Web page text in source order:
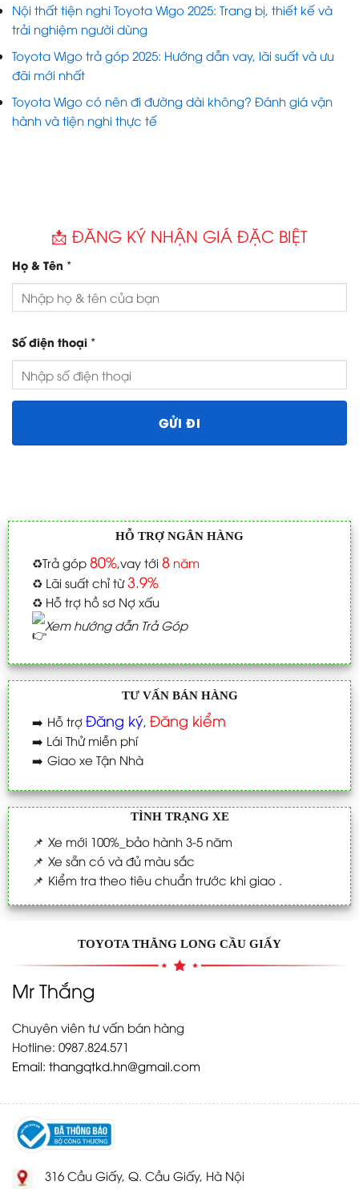
Nội thất tiện nghi Toyota Wigo 2025: Trang bị, thiết kế và
trải nghiệm người dùng
Toyota Wigo trả góp 2025: Hướng dẫn vay, lãi suất và ưu
đãi mới nhất
Toyota Wigo có nên đi đường dài không? Đánh giá vận
hành và tiện nghi thực tế
📩 ĐĂNG KÝ NHẬN GIÁ ĐẶC BIỆT
Họ & Tên *
Số điện thoại *
HỖ TRỢ NGÂN HÀNG
♻️Trả góp 80%,vay tới 8năm
♻️ Lãi suất chỉ từ3.9%
♻️ Hỗ trợ hồ sơ Nợ xấu
Xem hướng dẫn Trả Góp
TƯ VẤN BÁN HÀNG
➡️ Hỗ trợ Đăng ký, Đăng kiểm
➡️ Lái Thử miễn phí
➡️ Giao xe Tận Nhà
TÌNH TRẠNG XE
📌 Xe mới 100%_bảo hành 3-5 năm
📌 Xe sẵn có và đủ màu sắc
📌 Kiểm tra theo tiêu chuẩn trước khi giao .
TOYOTA THĂNG LONG CẦU GIẤY
Mr Thắng
Chuyên viên tư vấn bán hàng
Hotline: 0987.824.571
Email: thangqtkd.hn@gmail.com
316 Cầu Giấy, Q. Cầu Giấy, Hà Nội